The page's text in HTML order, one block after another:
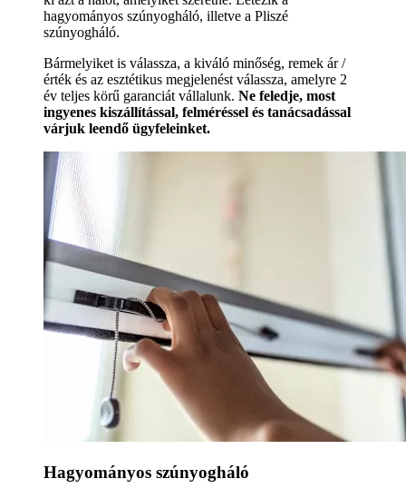
hagyományos szúnyogháló, illetve a Pliszé
szúnyogháló.
Bármelyiket is válassza, a kiváló minőség, remek ár /
érték és az esztétikus megjelenést válassza, amelyre 2
év teljes körű garanciát vállalunk. Ne feledje, most
ingyenes kiszállítással, felméréssel és tanácsadással
várjuk leendő ügyfeleinket.
Hagyományos szúnyogháló